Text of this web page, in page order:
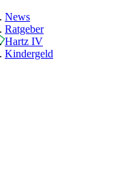
News
Ratgeber
Hartz IV
Kindergeld